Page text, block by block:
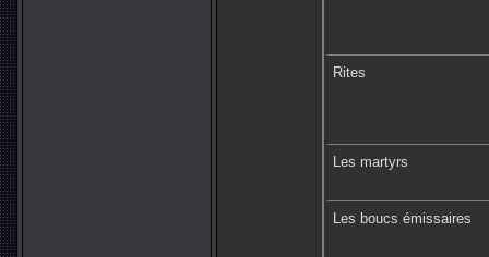
Rites
Les martyrs
Les boucs émissaires